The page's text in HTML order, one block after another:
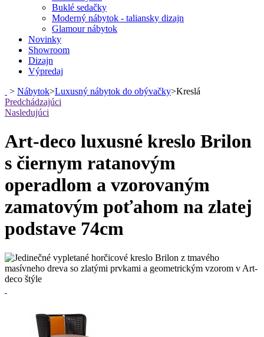
Buklé sedačky
Moderný nábytok - taliansky dizajn
Glamour nábytok
Novinky
Showroom
Dizajn
Výpredaj
> Nábytok>Luxusný nábytok do obývačky>Kreslá
Predchádzajúci
Nasledujúci
Art-deco luxusné kreslo Brilon
s čiernym ratanovým
operadlom a vzorovaným
zamatovým poťahom na zlatej
podstave 74cm